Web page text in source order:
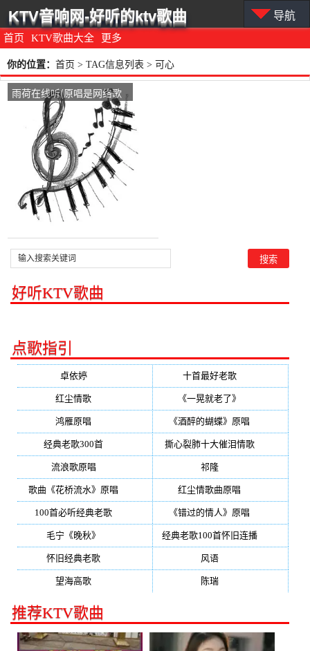
首页 KTV歌曲大全 更多
KTV音响网-好听的ktv歌曲 导航
你的位置： 首页 > TAG信息列表 > 可心
雨荷在线听(原唱是网络歌
手)，可心演唱点播:443次
好听KTV歌曲
点歌指引
卓依婷(350) 十首最好老歌(300)
红尘情歌 《一晃就老了》
鸿雁原唱 《酒醉的蝴蝶》原唱
经典老歌300首 撕心裂肺十大催泪情歌(195)
流浪歌原唱 祁隆(188)
歌曲《花桥流水》原唱 红尘情歌曲原唱
100首必听经典老歌 《错过的情人》原唱
毛宁《晚秋》 经典老歌100首怀旧连播(134)
怀旧经典老歌 风语(132)
望海高歌 陈瑞(128)
推荐KTV歌曲